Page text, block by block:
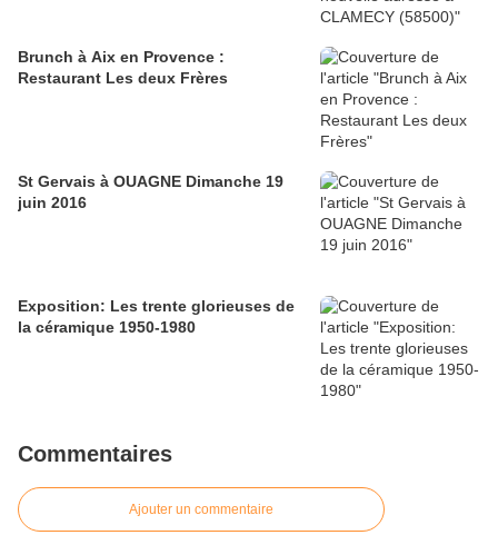
Brunch à Aix en Provence :
Restaurant Les deux Frères
St Gervais à OUAGNE Dimanche 19
juin 2016
Exposition: Les trente glorieuses de
la céramique 1950-1980
Commentaires
Ajouter un commentaire